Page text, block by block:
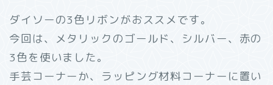
ダイソーの3色リボンがおススメです。
今回は、メタリックのゴールド、シルバー、赤の
3色を使いました。
手芸コーナーか、ラッピング材料コーナーに置い